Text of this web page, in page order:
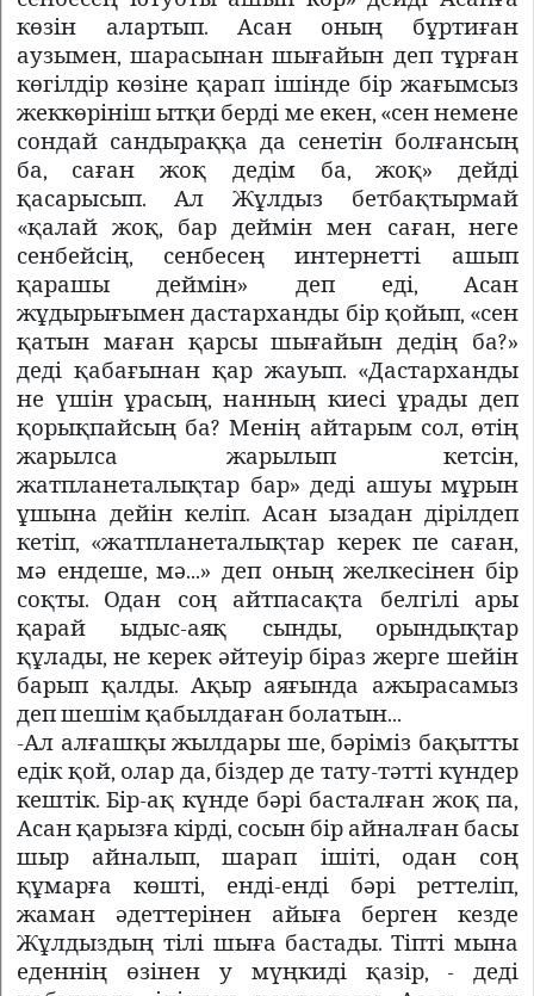
көзін алартып. Асан оның бұртиған
аузымен, шарасынан шығайын деп тұрған
көгілдір көзіне қарап ішінде бір жағымсыз
жеккөрініш ытқи берді ме екен, «сен немене
сондай сандыраққа да сенетін болғансың
ба, саған жоқ дедім ба, жоқ» дейді
қасарысып. Ал Жұлдыз бетбақтырмай
«қалай жоқ, бар деймін мен саған, неге
сенбейсің, сенбесең интернетті ашып
қарашы деймін» деп еді, Асан
жұдырығымен дастарханды бір қойып, «сен
қатын маған қарсы шығайын дедің ба?»
деді қабағынан қар жауып. «Дастарханды
не үшін ұрасың, нанның киесі ұрады деп
қорықпайсың ба? Менің айтарым сол, өтің
жарылса жарылып кетсін,
жатпланеталықтар бар» деді ашуы мұрын
ұшына дейін келіп. Асан ызадан дірілдеп
кетіп, «жатпланеталықтар керек пе саған,
мә ендеше, мә...» деп оның желкесінен бір
соқты. Одан соң айтпасақта белгілі ары
қарай ыдыс-аяқ сынды, орындықтар
құлады, не керек әйтеуір біраз жерге шейін
барып қалды. Ақыр аяғында ажырасамыз
деп шешім қабылдаған болатын...
-Ал алғашқы жылдары ше, бәріміз бақытты
едік қой, олар да, біздер де тату-тәтті күндер
кештік. Бір-ақ күнде бәрі басталған жоқ па,
Асан қарызға кірді, сосын бір айналған басы
шыр айналып, шарап ішіті, одан соң
құмарға көшті, енді-енді бәрі реттеліп,
жаман әдеттерінен айыға берген кезде
Жұлдыздың тілі шыға бастады. Тіпті мына
еденнің өзінен у мүңкиді қазір, - деді